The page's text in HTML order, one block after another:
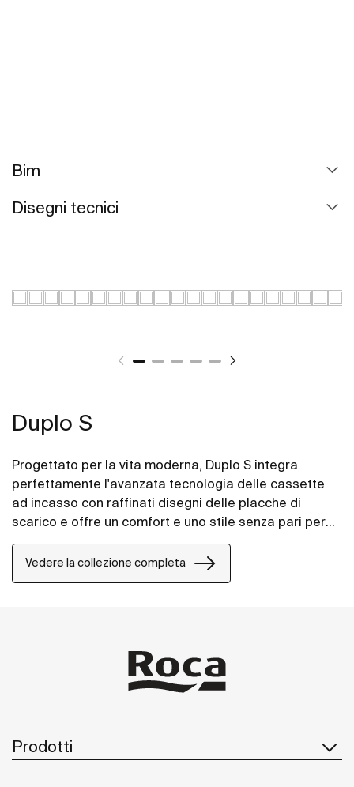
Bim
Disegni tecnici
Duplo S
Progettato per la vita moderna, Duplo S integra
perfettamente l'avanzata tecnologia delle cassette
ad incasso con raffinati disegni delle placche di
scarico e offre un comfort e uno stile senza pari per
Vedere la collezione completa
Prodotti